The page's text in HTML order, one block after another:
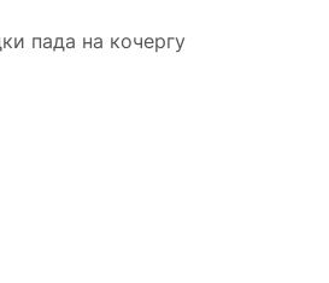
пада на кочергу